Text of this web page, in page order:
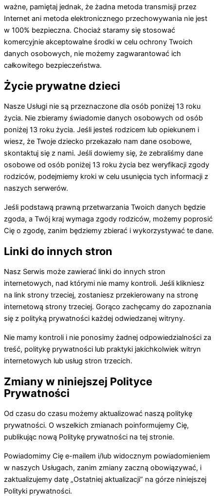
ważne, pamiętaj jednak, że żadna metoda transmisji przez
Internet ani metoda elektronicznego przechowywania nie jest
w 100% bezpieczna. Chociaż staramy się stosować
komercyjnie akceptowalne środki w celu ochrony Twoich
danych osobowych, nie możemy zagwarantować ich
całkowitego bezpieczeństwa.
Życie prywatne dzieci
Nasze Usługi nie są przeznaczone dla osób poniżej 13 roku
życia. Nie zbieramy świadomie danych osobowych od osób
poniżej 13 roku życia. Jeśli jesteś rodzicem lub opiekunem i
wiesz, że Twoje dziecko przekazało nam dane osobowe,
skontaktuj się z nami. Jeśli dowiemy się, że zebraliśmy dane
osobowe od osób poniżej 13 roku życia bez weryfikacji zgody
rodziców, podejmiemy kroki w celu usunięcia tych informacji z
naszych serwerów.
Jeśli podstawą prawną przetwarzania Twoich danych będzie
zgoda, a Twój kraj wymaga zgody rodziców, możemy poprosić
Cię o zgodę, zanim będziemy zbierać i wykorzystywać te dane.
Linki do innych stron
Nasz Serwis może zawierać linki do innych stron
internetowych, nad którymi nie mamy kontroli. Jeśli klikniesz
na link strony trzeciej, zostaniesz przekierowany na stronę
internetową strony trzeciej. Gorąco zachęcamy do zapoznania
się z polityką prywatności każdej odwiedzanej witryny.
Nie mamy kontroli i nie ponosimy żadnej odpowiedzialności za
treść, politykę prywatności lub praktyki jakichkolwiek witryn
internetowych lub usług stron trzecich.
Zmiany w niniejszej Polityce
Prywatności
Od czasu do czasu możemy aktualizować naszą politykę
prywatności. O wszelkich zmianach poinformujemy Cię,
publikując nową Politykę prywatności na tej stronie.
Powiadomimy Cię e-mailem i/lub widocznym powiadomieniem
w naszych Usługach, zanim zmiany zaczną obowiązywać, i
zaktualizujemy datę „Ostatniej aktualizacji” na górze niniejszej
Polityki prywatności.